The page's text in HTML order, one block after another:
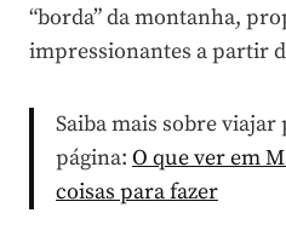
“borda” da montanha,
impressionantes a partir
Saiba mais sobre
página: O que ver em
coisas para fazer